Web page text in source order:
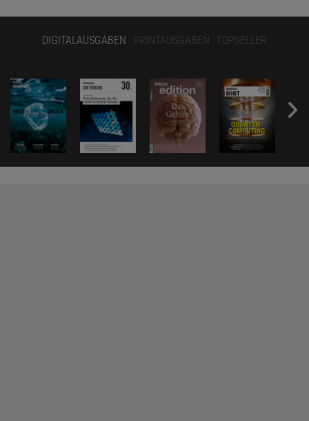
Projekt besonders an?
DIGITALAUSGABEN PRINTAUSGABEN TOPSELLER